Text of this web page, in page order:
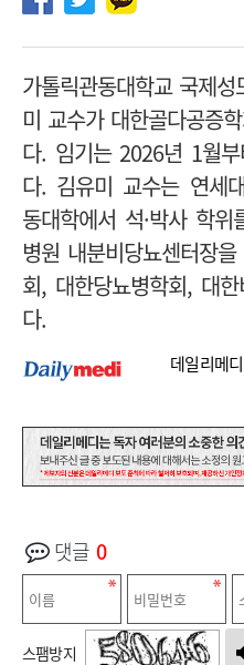
가톨릭관동대학교 국제
미 교수가 대한골다공증
다. 임기는 2026년 1월
다. 김유미 교수는 연세
동대학에서 석·박사 학
병원 내분비당뇨센터장
회, 대한당뇨병학회, 대
다.
데일리메
댓글 0
스팸방지